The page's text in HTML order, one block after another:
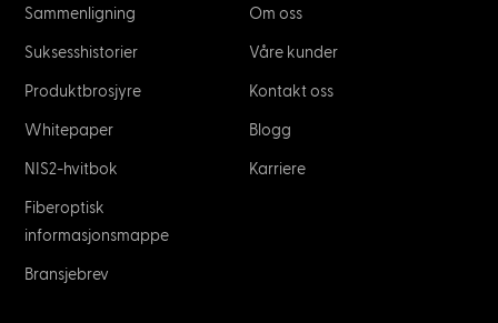
Sammenligning
Suksesshistorier
Produktbrosjyre
Whitepaper
NIS2-hvitbok
Fiberoptisk
informasjonsmappe
Bransjebrev
Om oss
Våre kunder
Kontakt oss
Blogg
Karriere